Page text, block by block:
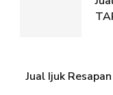
Jual Ijuk